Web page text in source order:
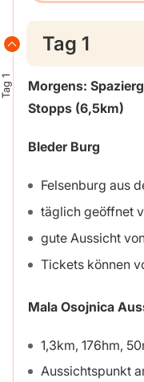
Tag 1
Tag 1
Morgens:
Stopps (6,5km)
Bleder Burg
Felsenburg aus
täglich geöffnet
gute Aussicht
Tickets können
Mala Osojnica
1,3km, 176hm,
Aussichtspunkt